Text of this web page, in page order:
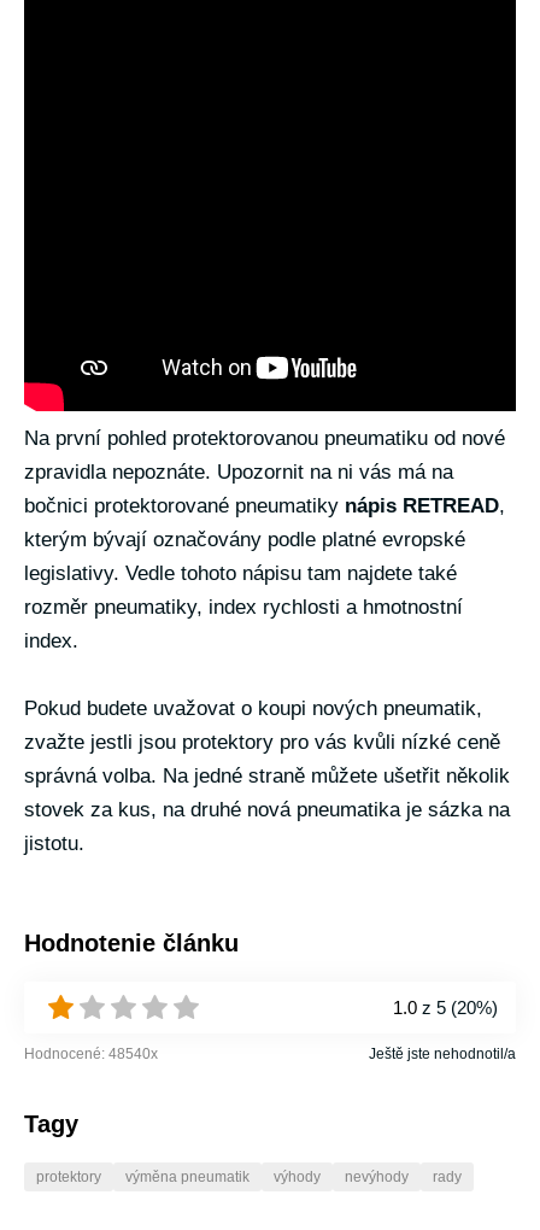
Na první pohled protektorovanou pneumatiku od nové
zpravidla nepoznáte. Upozornit na ni vás má na
bočnici protektorované pneumatiky nápis RETREAD,
kterým bývají označovány podle platné evropské
legislativy. Vedle tohoto nápisu tam najdete také
rozměr pneumatiky, index rychlosti a hmotnostní
index.
Pokud budete uvažovat o koupi nových pneumatik,
zvažte jestli jsou protektory pro vás kvůli nízké ceně
správná volba. Na jedné straně můžete ušetřit několik
stovek za kus, na druhé nová pneumatika je sázka na
jistotu.
Hodnotenie článku
1.0 z 5 (20%)
Hodnocené: 48540x Ještě jste nehodnotil/a
Tagy
protektory výměna pneumatik výhody nevýhody rady